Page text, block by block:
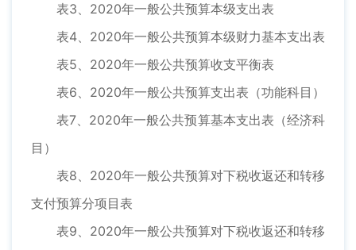
表3、2020年一般公共预算本级支出表
表4、2020年一般公共预算本级财力基本支出表
表5、2020年一般公共预算收支平衡表
表6、2020年一般公共预算支出表（功能科目）
表7、2020年一般公共预算基本支出表（经济科
目）
表8、2020年一般公共预算对下税收返还和转移
支付预算分项目表
表9、2020年一般公共预算对下税收返还和转移